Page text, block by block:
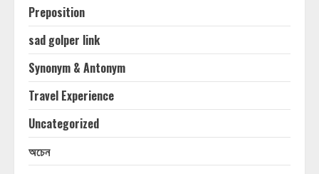
Preposition
sad golper link
Synonym & Antonym
Travel Experience
Uncategorized
অচেন